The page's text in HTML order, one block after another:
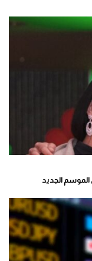
الموسم الجديد